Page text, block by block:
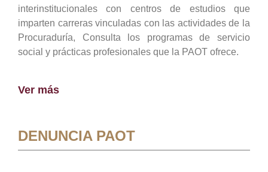
interinstitucionales con centros de estudios que
imparten carreras vinculadas con las actividades de la
Procuraduría, Consulta los programas de servicio
social y prácticas profesionales que la PAOT ofrece.
Ver más
DENUNCIA PAOT